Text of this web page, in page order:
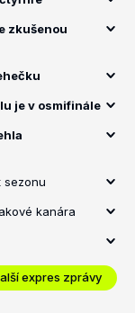
zkušenou
je v osmifinále
sezonu
kanára
expres zprávy